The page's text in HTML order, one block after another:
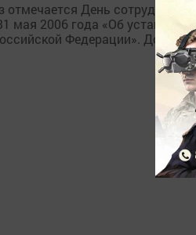
отмечается День
мая 2006 года «Об
Федерации».